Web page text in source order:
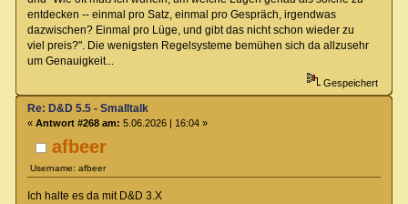
entdecken -- einmal pro Satz, einmal pro Gespräch, irgendwas
dazwischen? Einmal pro Lüge, und gibt das nicht schon wieder zu
viel preis?". Die wenigsten Regelsysteme bemühen sich da allzusehr
um Genauigkeit...
Gespeichert
afbeer
Username: afbeer
Re: D&D 5.5 - Smalltalk
« Antwort #268 am: 5.06.2026 | 16:04 »
Ich halte es da mit D&D 3.X